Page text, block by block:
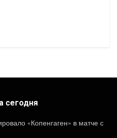
сегодня
«Копенгаген» в матче с